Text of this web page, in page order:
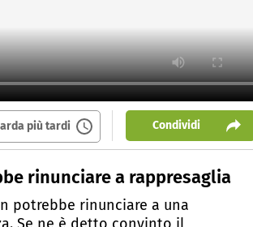
più tardi Condividi
rinunciare a rappresaglia
potrebbe rinunciare a una